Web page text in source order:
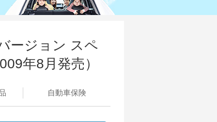
ージョン スペ
年8月発売）
自動車保険